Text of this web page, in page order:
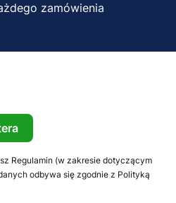
zamówienia
Regulamin (w zakresie dotyczącym
odbywa się zgodnie z Polityką